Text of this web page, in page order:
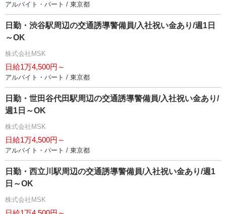
アルバイト・パート / 東京都
日勤・渋谷駅周辺の交通誘導警備員/入社祝い金あり/週1日
～OK
株式会社MSK
日給1万4,500円～
アルバイト・パート / 東京都
日勤・世田谷代田駅周辺の交通誘導警備員/入社祝い金あり/
週1日～OK
株式会社MSK
日給1万4,500円～
アルバイト・パート / 東京都
日勤・西立川駅周辺の交通誘導警備員/入社祝い金あり/週1
日～OK
株式会社MSK